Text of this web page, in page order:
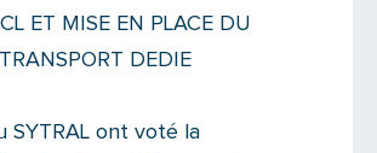
le vôtre
ET MISE EN PLACE DU
DEDIE
SYTRAL ont voté la